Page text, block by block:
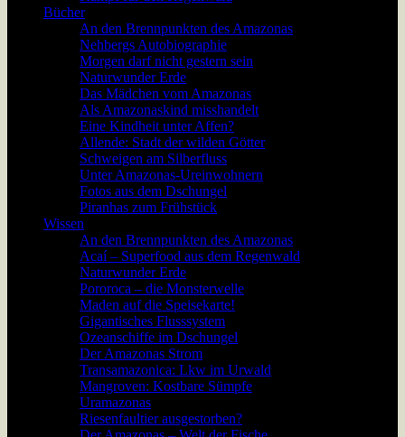
Bücher
An den Brennpunkten des Amazonas
Nehbergs Autobiographie
Morgen darf nicht gestern sein
Naturwunder Erde
Das Mädchen vom Amazonas
Als Amazonaskind misshandelt
Eine Kindheit unter Affen?
Allende: Stadt der wilden Götter
Schweigen am Silberfluss
Unter Amazonas-Ureinwohnern
Fotos aus dem Dschungel
Piranhas zum Frühstück
Wissen
An den Brennpunkten des Amazonas
Acaí – Superfood aus dem Regenwald
Naturwunder Erde
Pororoca – die Monsterwelle
Maden auf die Speisekarte!
Gigantisches Flusssystem
Ozeanschiffe im Dschungel
Der Amazonas Strom
Transamazonica: Lkw im Urwald
Mangroven: Kostbare Sümpfe
Uramazonas
Riesenfaultier ausgestorben?